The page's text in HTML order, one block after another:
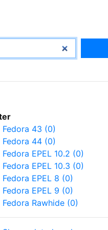
Fedora 43 (0)
Fedora 44 (0)
Fedora EPEL 10.2 (0)
Fedora EPEL 10.3 (0)
Fedora EPEL 8 (0)
Fedora EPEL 9 (0)
Fedora Rawhide (0)